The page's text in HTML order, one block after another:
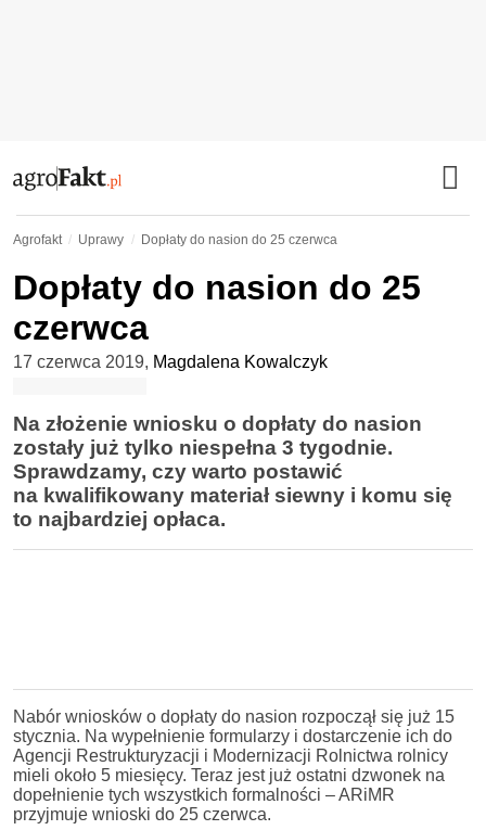
Agrofakt Uprawy Dopłaty do nasion do 25 czerwca
Dopłaty do nasion do 25
czerwca
17 czerwca 2019, Magdalena Kowalczyk
Na złożenie wniosku o dopłaty do nasion
zostały już tylko niespełna 3 tygodnie.
Sprawdzamy, czy warto postawić
na kwalifikowany materiał siewny i komu się
to najbardziej opłaca.
Nabór wniosków o dopłaty do nasion rozpoczął się już 15
stycznia. Na wypełnienie formularzy i dostarczenie ich do
Agencji Restrukturyzacji i Modernizacji Rolnictwa rolnicy
mieli około 5 miesięcy. Teraz jest już ostatni dzwonek na
dopełnienie tych wszystkich formalności – ARiMR
przyjmuje wnioski do 25 czerwca.